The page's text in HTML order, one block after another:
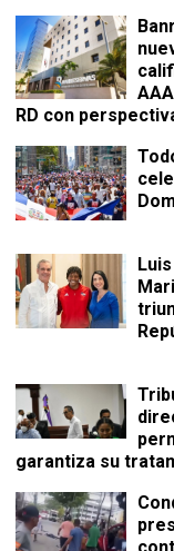
RD con
garantiza su